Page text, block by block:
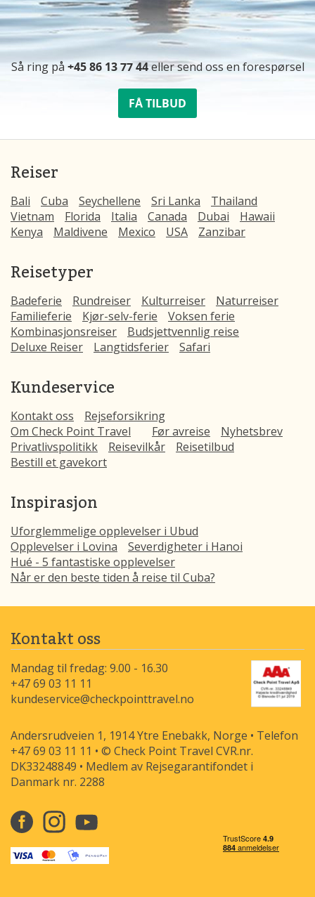
Så ring på +45 86 13 77 44eller send oss ​​en forespørsel
FÅ TILBUD
Reiser
Bali Cuba Seychellene Sri Lanka
Thailand
Vietnam
Florida Italia Canada Dubai
Hawaii
Kenya
Maldivene Mexico USA Zanzibar
Reisetyper
Badeferie Rundreiser Kulturreiser
Naturreiser
Familieferie
Kjør-selv-ferie
Voksen ferie
Kombinasjonsreiser
Budsjettvennlig reise
Deluxe Reiser
Langtidsferier Safari
Kundeservice
Kontakt oss
Rejseforsikring
Om Check Point Travel
Før avreise
Nyhetsbrev
Privatlivspolitikk
Reisevilkår
Reisetilbud
Bestill et gavekort
Inspirasjon
Uforglemmelige opplevelser i Ubud
Opplevelser i Lovina
Severdigheter i Hanoi
Hué - 5 fantastiske opplevelser
Når er den beste tiden å reise til Cuba?
Kontakt oss
Mandag til fredag: 9.00 - 16.30
+47 69 03 11 11
kundeservice@checkpointtravel.no
Andersrudveien 1, 1914 Ytre Enebakk, Norge • Telefon
+47 69 03 11 11 • © Check Point Travel CVR.nr.
DK33248849 • Medlem av Rejsegarantifondet i
Danmark nr. 2288